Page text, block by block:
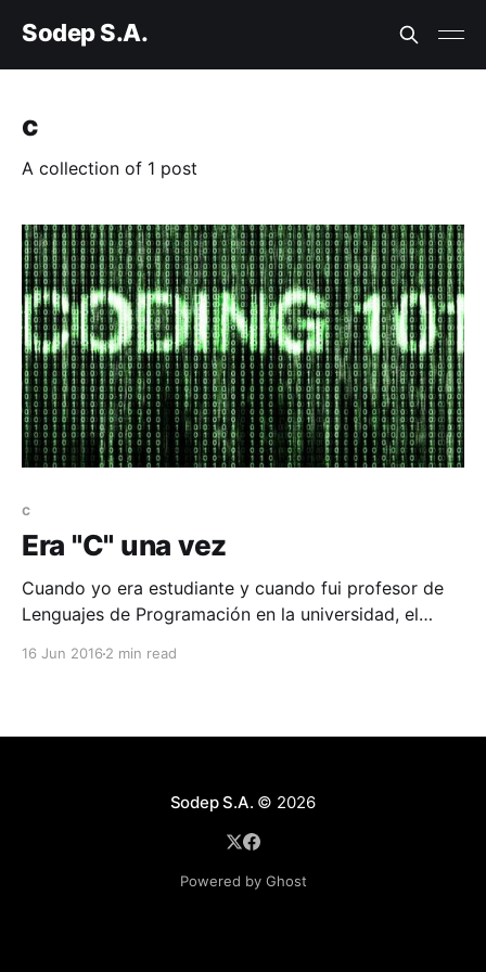
Sodep S.A.
c
A collection of 1 post
c
Era "C" una vez
Cuando yo era estudiante y cuando fui profesor de
Lenguajes de Programación en la universidad, el
16 Jun 2016 2 min read
Sodep S.A. © 2026
Powered by Ghost